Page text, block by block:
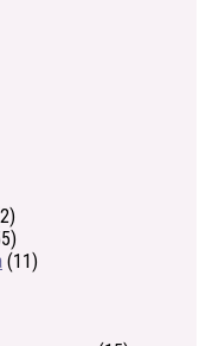
(11)